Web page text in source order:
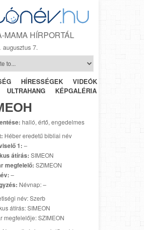
MAMA HÍRPORTÁL
augusztus 7.
HÍRESSÉGEK VIDEÓK
HÉTRŐL-
ULTRAHANG KÉPGALÉRIA
halló, értő, engedelmes
Héber eredetű bibliai név
1: –
átírás: SIMEON
megfelelő: SZIMEON
–
Névnap: –
név: Szerb
átírás: SIMEON
megfelelője: SZIMEON